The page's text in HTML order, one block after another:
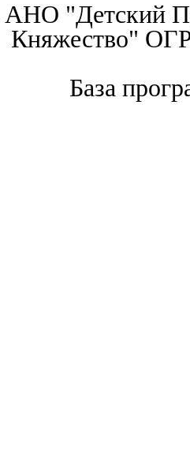
АНО "Детский
Княжество"
База